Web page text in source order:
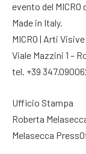
evento del
Made in Italy.
MICRO | Arti Visive
Viale Mazzini 1 –
tel. +39
Ufficio Stampa
Roberta
Melasecca